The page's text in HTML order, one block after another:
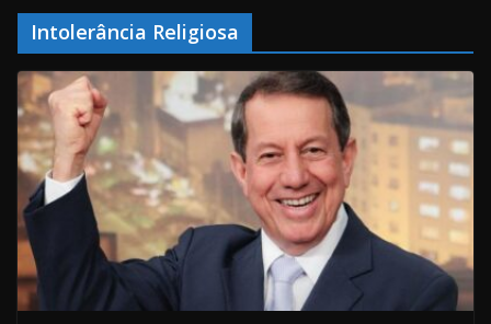
Intolerância Religiosa